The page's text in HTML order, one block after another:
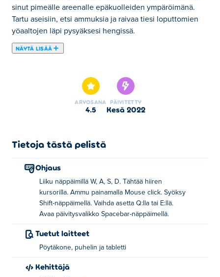
sinut pimeälle areenalle epäkuolleiden ympäröimänä.
Tartu aseisiin, etsi ammuksia ja raivaa tiesi loputtomien
yöaaltojen läpi pysyäksesi hengissä.
NÄYTÄ LISÄÄ
ARVOSANA
4.5
PÄIVITETTY
kesä 2022
Tietoja tästä pelistä
Ohjaus
Liiku näppäimillä W, A, S, D. Tähtää hiiren
kursorilla. Ammu painamalla Mouse click. Syöksy
Shift-näppäimellä. Vaihda asetta Q:lla tai E:llä.
Avaa päivitysvalikko Spacebar-näppäimellä.
Tuetut laitteet
Pöytäkone, puhelin ja tabletti
Kehittäjä